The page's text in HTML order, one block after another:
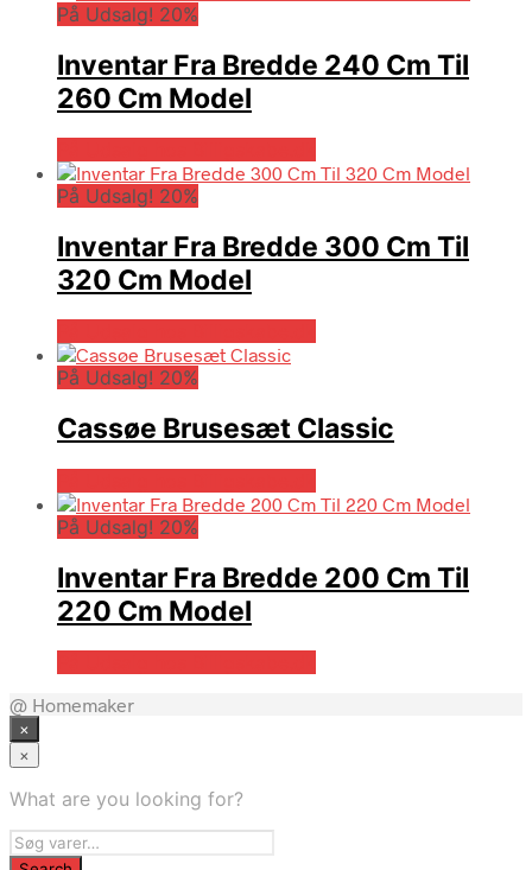
På Udsalg! 20%
Inventar Fra Bredde 240 Cm Til
260 Cm Model
På Udsalg! 20%
Inventar Fra Bredde 300 Cm Til
320 Cm Model
På Udsalg! 20%
Cassøe Brusesæt Classic
På Udsalg! 20%
Inventar Fra Bredde 200 Cm Til
220 Cm Model
@ Homemaker
×
×
What are you looking for?